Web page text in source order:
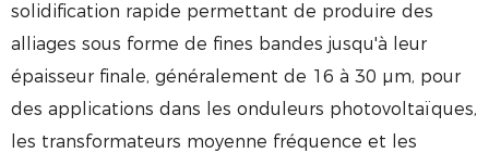
solidification rapide permettant de produire des
alliages sous forme de fines bandes jusqu'à leur
épaisseur finale, généralement de 16 à 30 µm, pour
des applications dans les onduleurs photovoltaïques,
les transformateurs moyenne fréquence et les